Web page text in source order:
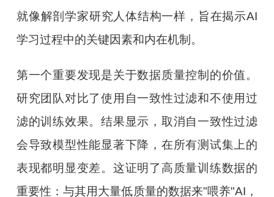
就像解剖学家研究人体结构一样，旨在揭示AI
学习过程中的关键因素和内在机制。
第一个重要发现是关于数据质量控制的价值。
研究团队对比了使用自一致性过滤和不使用过
滤的训练效果。结果显示，取消自一致性过滤
会导致模型性能显著下降，在所有测试集上的
表现都明显变差。这证明了高质量训练数据的
重要性：与其用大量低质量的数据来"喂养"AI，